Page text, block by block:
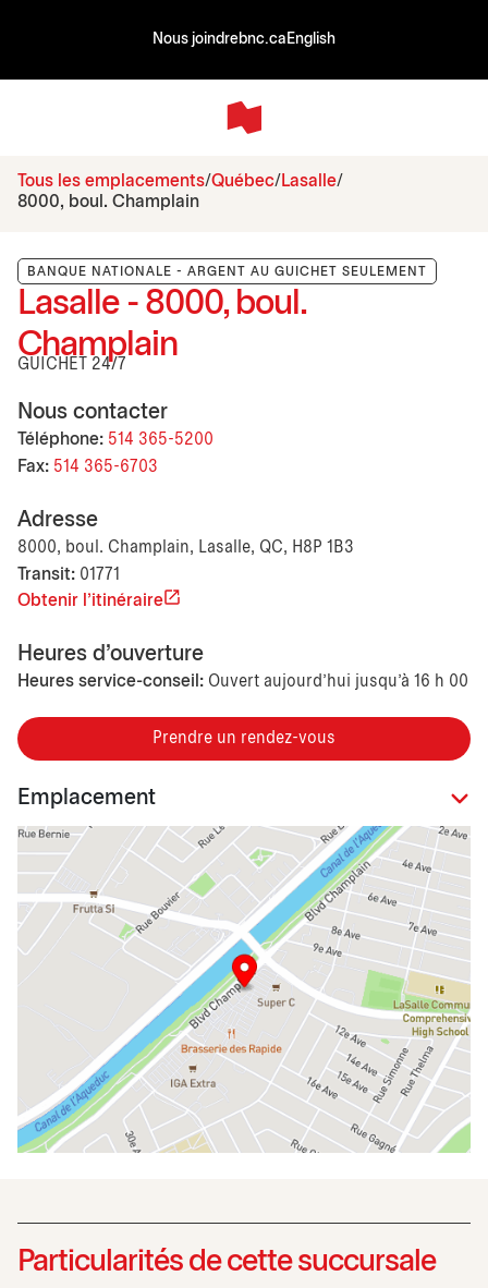
Nous joindrebnc.ca English
Tous les emplacements Québec
Lasalle
8000, boul. Champlain
BANQUE NATIONALE - ARGENT AU GUICHET SEULEMENT
Lasalle - 8000, boul.
Champlain
GUICHET 24/7
Nous contacter
Téléphone: 514 365-5200
Fax: 514 365-6703
Adresse
8000, boul. Champlain, Lasalle, QC, H8P 1B3
Transit: 01771
Obtenir l'itinéraire
Heures d'ouverture
Heures service-conseil: Ouvert aujourd’hui jusqu'à 16 h 00
Prendre un rendez-vous
Emplacement
Particularités de cette succursale